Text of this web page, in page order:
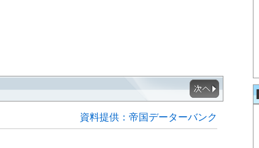
資料提供：帝国データーバンク